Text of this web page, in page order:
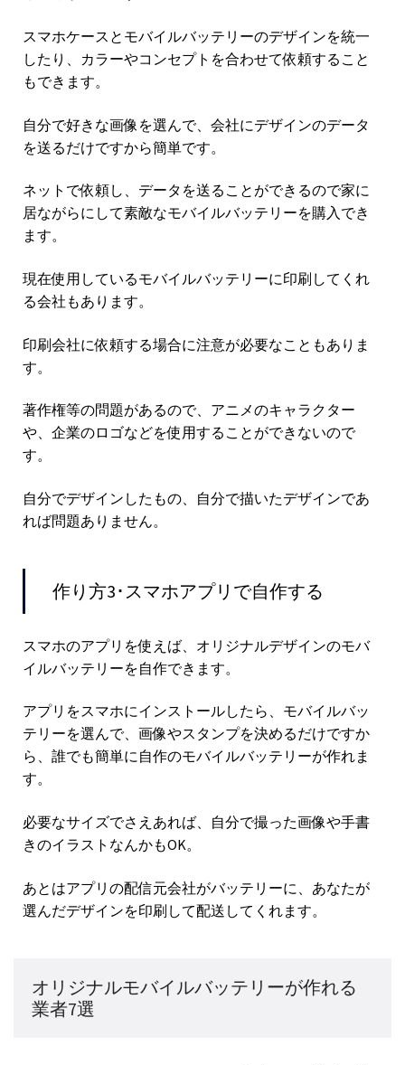
スマホケースとモバイルバッテリーのデザインを統一
したり、カラーやコンセプトを合わせて依頼すること
もできます。
自分で好きな画像を選んで、会社にデザインのデータ
を送るだけですから簡単です。
ネットで依頼し、データを送ることができるので家に
居ながらにして素敵なモバイルバッテリーを購入でき
ます。
現在使用しているモバイルバッテリーに印刷してくれ
る会社もあります。
印刷会社に依頼する場合に注意が必要なこともありま
す。
著作権等の問題があるので、アニメのキャラクター
や、企業のロゴなどを使用することができないので
す。
自分でデザインしたもの、自分で描いたデザインであ
れば問題ありません。
作り方3･スマホアプリで自作する
スマホのアプリを使えば、オリジナルデザインのモバ
イルバッテリーを自作できます。
アプリをスマホにインストールしたら、モバイルバッ
テリーを選んで、画像やスタンプを決めるだけですか
ら、誰でも簡単に自作のモバイルバッテリーが作れま
す。
必要なサイズでさえあれば、自分で撮った画像や手書
きのイラストなんかもOK。
あとはアプリの配信元会社がバッテリーに、あなたが
選んだデザインを印刷して配送してくれます。
オリジナルモバイルバッテリーが作れる
業者7選